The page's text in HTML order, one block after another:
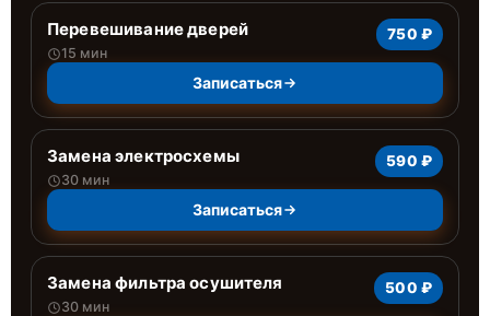
Перевешивание дверей
15 мин
750 ₽
Записаться
Замена электросхемы
30 мин
590 ₽
Записаться
Замена фильтра осушителя
30 мин
500 ₽